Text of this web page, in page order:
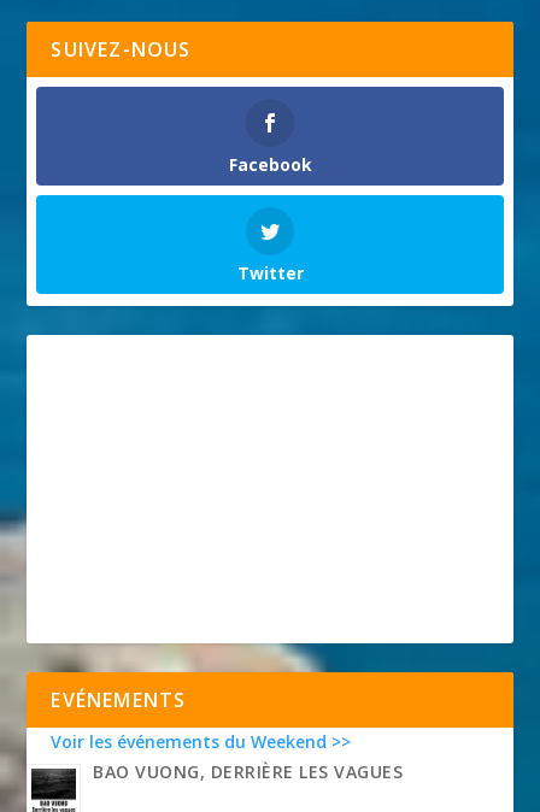
SUIVEZ-NOUS
Facebook
Twitter
EVÉNEMENTS
Voir les événements du Weekend >>
BAO VUONG, DERRIÈRE LES VAGUES